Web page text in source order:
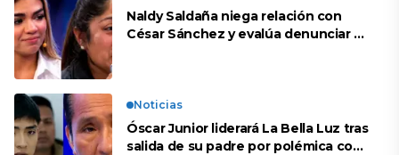
Naldy Saldaña niega relación con
César Sánchez y evalúa denunciar a
Noticias
Óscar Junior liderará La Bella Luz tras
salida de su padre por polémica con